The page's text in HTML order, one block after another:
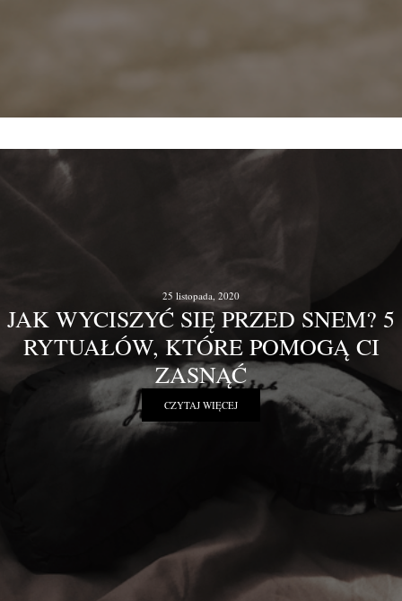
25 listopada, 2020
JAK WYCISZYĆ SIĘ PRZED SNEM? 5
RYTUAŁÓW, KTÓRE POMOGĄ CI
ZASNĄĆ
CZYTAJ WIĘCEJ